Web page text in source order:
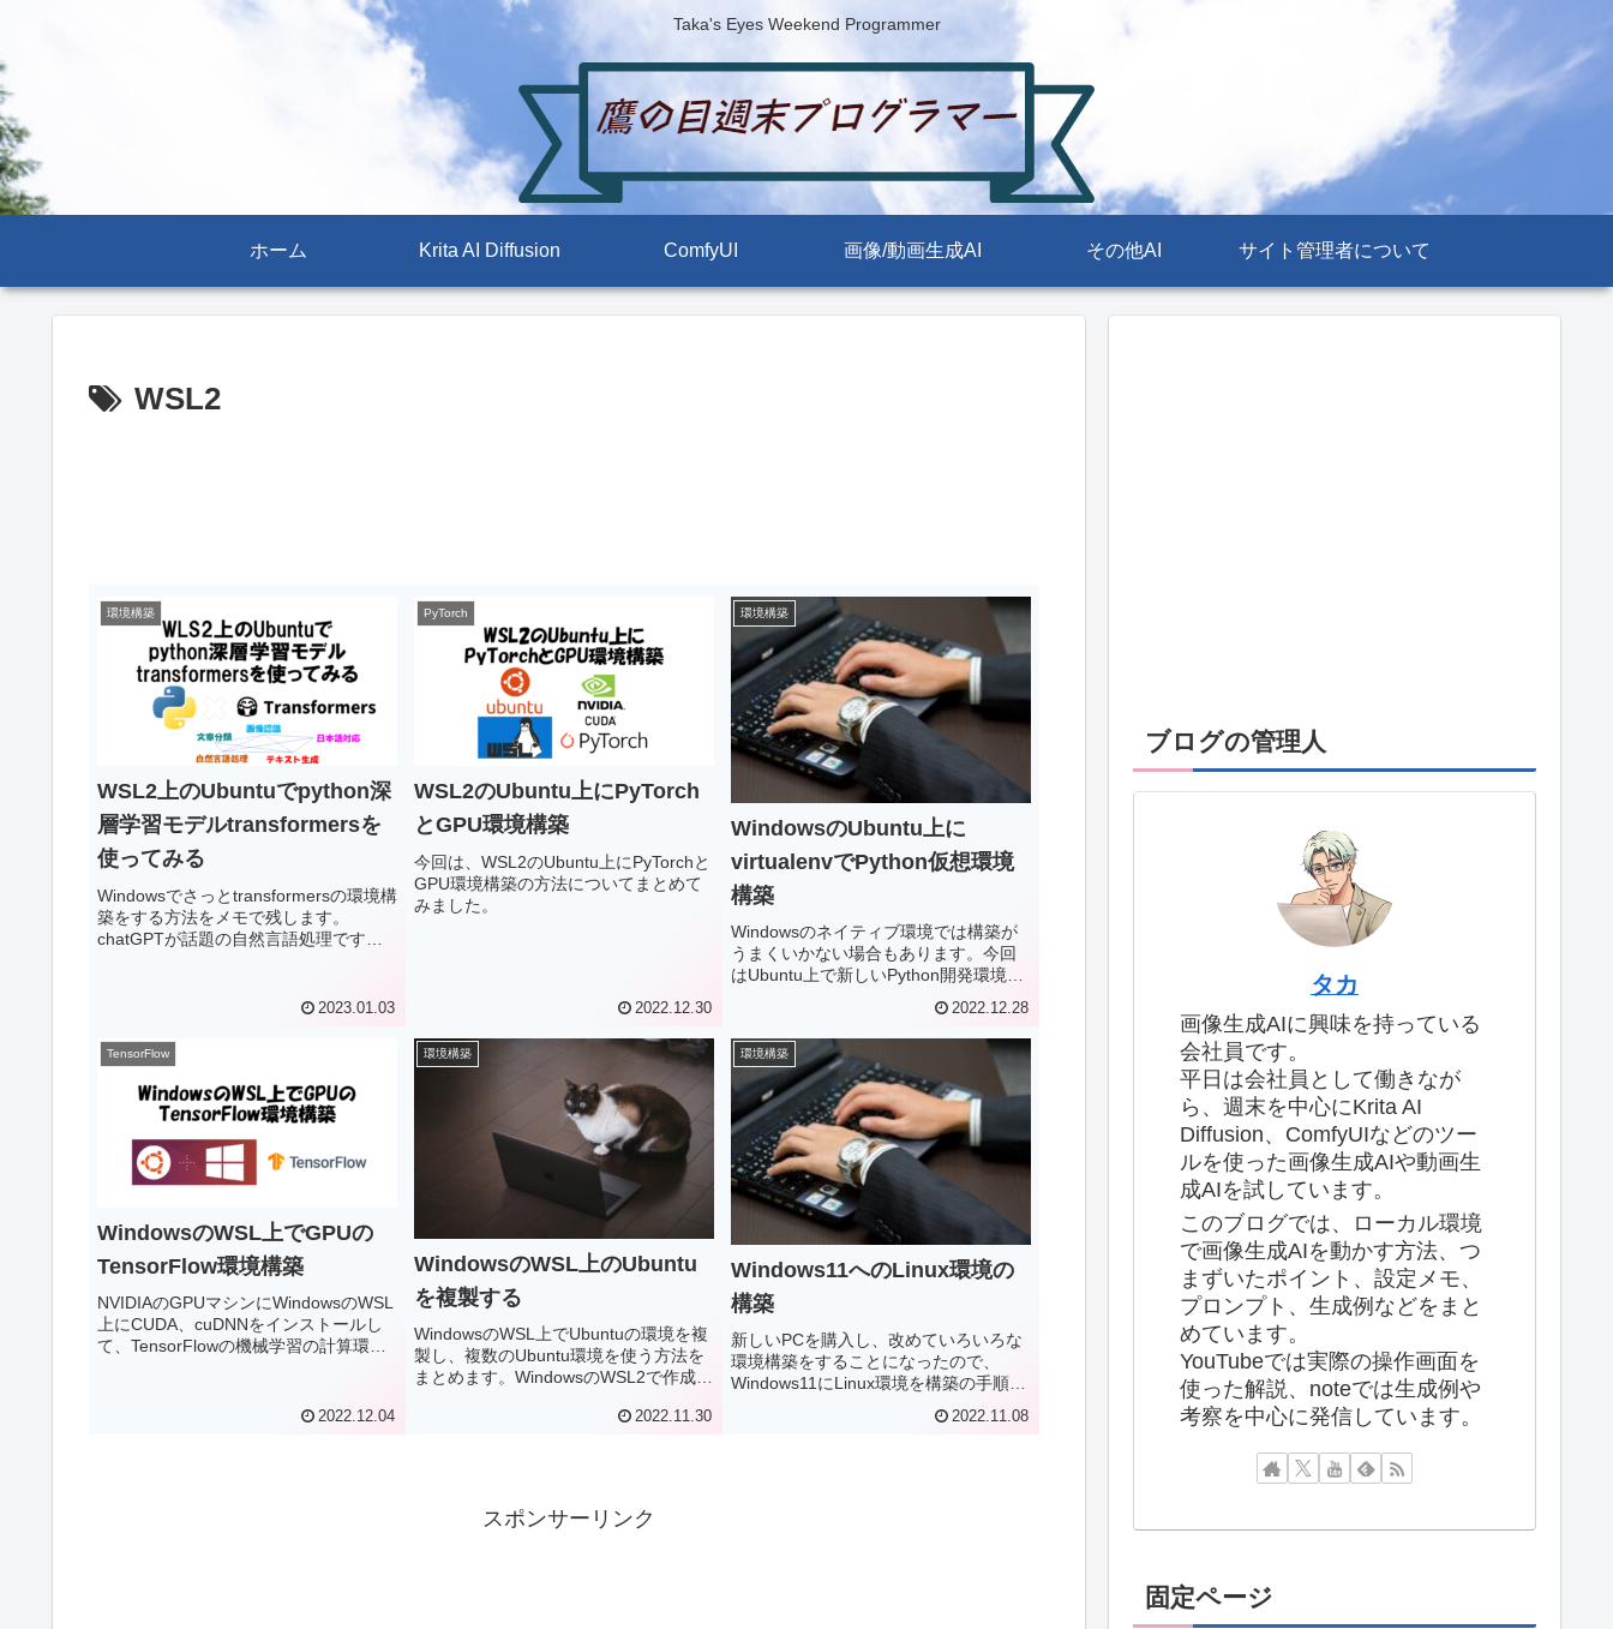
Taka's Eyes Weekend Programmer
ホーム Krita AI Diffusion ComfyUI 画像/動画生成AI その他AI サイト管理者について
WSL2
環境構築
WSL2上のUbuntuでpython深
層学習モデルtransformersを
使ってみる
Windowsでさっとtransformersの環境構
築をする方法をメモで残します。
chatGPTが話題の自然言語処理です
transformersの環境構築から、使ってみ
2023.01.03
PyTorch
WSL2のUbuntu上にPyTorch
とGPU環境構築
今回は、WSL2のUbuntu上にPyTorchと
GPU環境構築の方法についてまとめて
みました。
2022.12.30
環境構築
WindowsのUbuntu上に
virtualenvでPython仮想環境
構築
Windowsのネイティブ環境では構築が
うまくいかない場合もあります。今回
はUbuntu上で新しいPython開発環境を
設定する方法をまとめます。
2022.12.28
TensorFlow
WindowsのWSL上でGPUの
TensorFlow環境構築
NVIDIAのGPUマシンにWindowsのWSL
上にCUDA、cuDNNをインストールし
て、TensorFlowの機械学習の計算環境
2022.12.04
環境構築
WindowsのWSL上のUbuntu
を複製する
WindowsのWSL上でUbuntuの環境を複
製し、複数のUbuntu環境を使う方法を
まとめます。WindowsのWSL2で作成し
てみたくなることがあるかもしれませ
2022.11.30
環境構築
Windows11へのLinux環境の
構築
新しいPCを購入し、改めていろいろな
環境構築をすることになったので、
Windows11にLinux環境を構築の手順を
Linuxの導入はWindows Subsystem for
2022.11.08
スポンサーリンク
ブログの管理人
タカ
画像生成AIに興味を持っている
会社員です。
平日は会社員として働きなが
ら、週末を中心にKrita AI
Diffusion、ComfyUIなどのツー
ルを使った画像生成AIや動画生
成AIを試しています。
このブログでは、ローカル環境
で画像生成AIを動かす方法、つ
まずいたポイント、設定メモ、
プロンプト、生成例などをまと
めています。
YouTubeでは実際の操作画面を
使った解説、noteでは生成例や
考察を中心に発信しています。
固定ページ